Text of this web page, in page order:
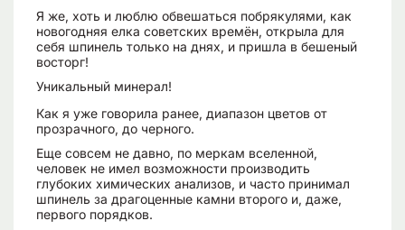
Я же, хоть и люблю обвешаться побрякулями, как
новогодняя елка советских времён, открыла для
себя шпинель только на днях, и пришла в бешеный
восторг!
Уникальный минерал!
Как я уже говорила ранее, диапазон цветов от
прозрачного, до черного.
Еще совсем не давно, по меркам вселенной,
человек не имел возможности производить
глубоких химических анализов, и часто принимал
шпинель за драгоценные камни второго и, даже,
первого порядков.